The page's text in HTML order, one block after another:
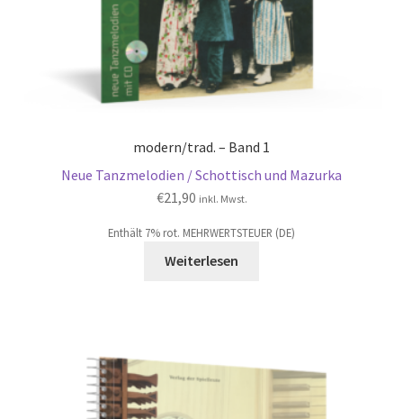
modern/trad. – Band 1
Neue Tanzmelodien / Schottisch und Mazurka
€21,90 inkl. Mwst.
Enthält 7% rot. MEHRWERTSTEUER (DE)
Weiterlesen